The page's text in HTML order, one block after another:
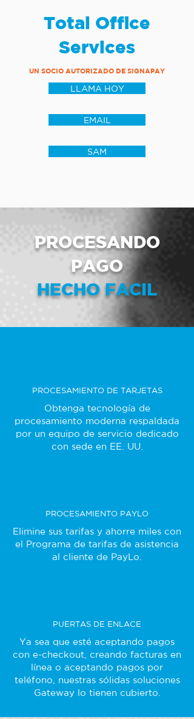
Total Office
Services
UN SOCIO AUTORIZADO DE SIGNAPAY
LLAMA HOY
EMAIL
SAM
PROCESANDO
PAGO
HECHO FACIL
PROCESAMIENTO DE TARJETAS
Obtenga tecnología de
procesamiento moderna respaldada
por un equipo de servicio dedicado
con sede en EE. UU.
PROCESAMIENTO PAYLO
Elimine sus tarifas y ahorre miles con
el Programa de tarifas de asistencia
al cliente de PayLo.
PUERTAS DE ENLACE
Ya sea que esté aceptando pagos
con e-checkout, creando facturas en
línea o aceptando pagos por
teléfono, nuestras sólidas soluciones
Gateway lo tienen cubierto.